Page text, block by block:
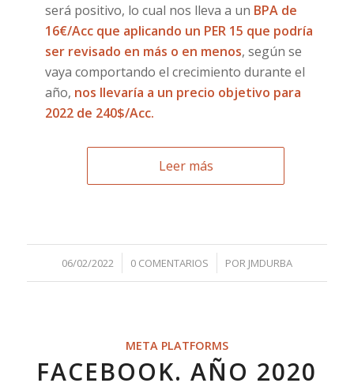
será positivo, lo cual nos lleva a un BPA de
16€/Acc que aplicando un PER 15 que podría
ser revisado en más o en menos, según se
vaya comportando el crecimiento durante el
año, nos llevaría a un precio objetivo para
2022 de 240$/Acc.
Leer más
06/02/2022
/ 0 COMENTARIOS
/ POR JMDURBA
META PLATFORMS
FACEBOOK. AÑO 2020